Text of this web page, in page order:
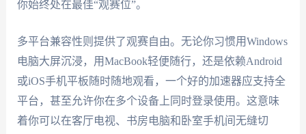
你始终处在最佳“观赛位”。
多平台兼容性则提供了观赛自由。无论你习惯用Windows
电脑大屏沉浸，用MacBook轻便随行，还是依赖Android
或iOS手机平板随时随地观看，一个好的加速器应支持全
平台，甚至允许你在多个设备上同时登录使用。这意味
着你可以在客厅电视、书房电脑和卧室手机间无缝切